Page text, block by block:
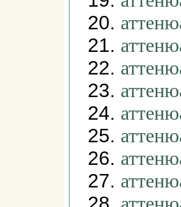
20.
21.
22.
23.
24.
25.
26.
27.